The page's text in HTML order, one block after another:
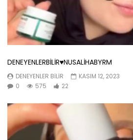
DENEYENLERBİLİR♥️NUSALİHABYRM
DENEYENLER BILIR
KASIM 12, 2023
0
575 22